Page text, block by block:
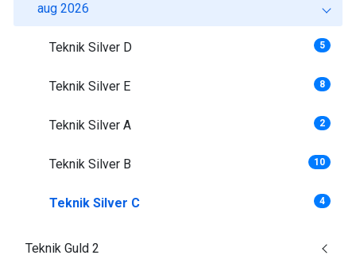
aug 2026
Teknik Silver D 5
Teknik Silver E 8
Teknik Silver A 2
Teknik Silver B 10
Teknik Silver C 4
Teknik Guld 2